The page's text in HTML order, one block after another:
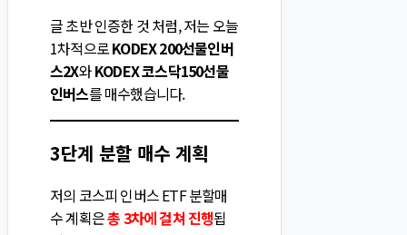
글 초반 인증한 것 처럼, 저는 오늘
1차적으로KODEX 200선물인버
스2X와KODEX 코스닥150선물
인버스를 매수했습니다.
3단계 분할 매수 계획
저의 코스피 인버스 ETF 분할매
수 계획은총 3차에 걸쳐 진행됩